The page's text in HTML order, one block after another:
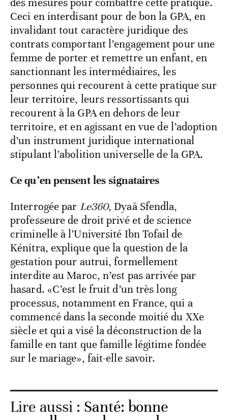
Ceci en interdisant pour de bon la GPA, en
invalidant tout caractère juridique des
contrats comportant l’engagement pour une
femme de porter et remettre un enfant, en
sanctionnant les intermédiaires, les
personnes qui recourent à cette pratique sur
leur territoire, leurs ressortissants qui
recourent à la GPA en dehors de leur
territoire, et en agissant en vue de l’adoption
d’un instrument juridique international
stipulant l’abolition universelle de la GPA.
Ce qu’en pensent les signataires
Interrogée par Le360, Dyaâ Sfendla,
professeure de droit privé et de science
criminelle à l’Université Ibn Tofail de
Kénitra, explique que la question de la
gestation pour autrui, formellement
interdite au Maroc, n’est pas arrivée par
hasard. «C’est le fruit d’un très long
processus, notamment en France, qui a
commencé dans la seconde moitié du XXe
siècle et qui a visé la déconstruction de la
famille en tant que famille légitime fondée
sur le mariage», fait-elle savoir.
Lire aussi : Santé: bonne